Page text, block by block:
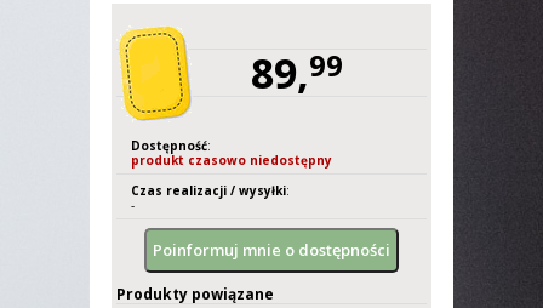
89,99
Dostępność:
produkt czasowo niedostępny
Czas realizacji / wysyłki:
-
Produkty powiązane